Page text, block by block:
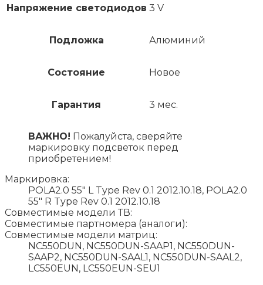
Напряжение светодиодов 3 V
Подложка Алюминий
Состояние Новое
Гарантия 3 мес.
ВАЖНО! Пожалуйста, сверяйте
маркировку подсветок перед
приобретением!
Маркировка:
POLA2.0 55" L Type Rev 0.1 2012.10.18, POLA2.0
55" R Type Rev 0.1 2012.10.18
Совместимые модели ТВ:
Совместимые партномера (аналоги):
Совместимые модели матриц:
NC550DUN, NC550DUN-SAAP1, NC550DUN-
SAAP2, NC550DUN-SAAL1, NC550DUN-SAAL2,
LC550EUN, LC550EUN-SEU1